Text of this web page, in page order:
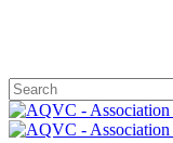
content
Close
Search